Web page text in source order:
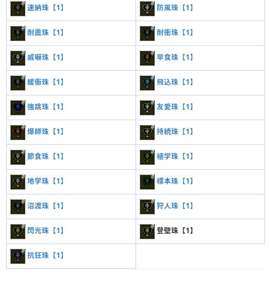
速納珠【1】 防風珠【1】
耐震珠【1】 耐衝珠【1】
威嚇珠【1】 早食珠【1】
緩衝珠【1】 飛込珠【1】
強跳珠【1】 友愛珠【1】
爆師珠【1】 持続珠【1】
節食珠【1】 植学珠【1】
地学珠【1】 標本珠【1】
沼渡珠【1】 狩人珠【1】
閃光珠【1】 登壁珠【1】
抗狂珠【1】